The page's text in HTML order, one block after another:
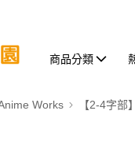
商品分類
Works 【2-4字部